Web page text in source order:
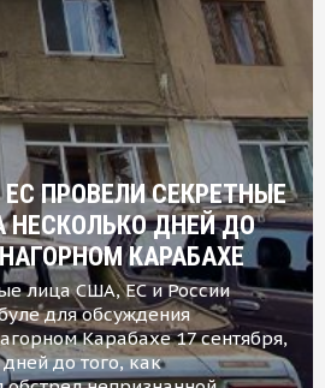
ПРОВЕЛИ СЕКРЕТНЫЕ
НЕСКОЛЬКО ДНЕЙ ДО
КАРАБАХЕ
лица США, ЕС и России
для обсуждения
Карабахе 17 сентября,
до того, как